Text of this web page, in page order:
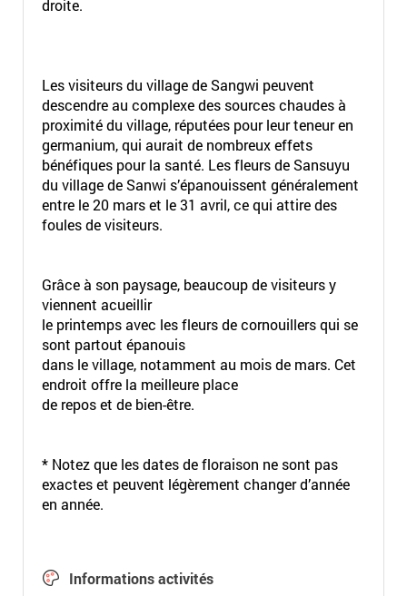
droite.
Les visiteurs du village de Sangwi peuvent
descendre au complexe des sources chaudes à
proximité du village, réputées pour leur teneur en
germanium, qui aurait de nombreux effets
bénéfiques pour la santé. Les fleurs de Sansuyu
du village de Sanwi s’épanouissent généralement
entre le 20 mars et le 31 avril, ce qui attire des
foules de visiteurs.
Grâce à son paysage, beaucoup de visiteurs y
viennent acueillir
le printemps avec les fleurs de cornouillers qui se
sont partout épanouis
dans le village, notamment au mois de mars. Cet
endroit offre la meilleure place
de repos et de bien-être.
* Notez que les dates de floraison ne sont pas
exactes et peuvent légèrement changer d’année
en année.
Informations activités